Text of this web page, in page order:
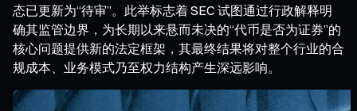
态已更新为“待审”。此举标志着 SEC 试图通过行政解释明
确其监管边界，为长期以来悬而未决的“代币是否为证券”的
核心问题提供新的法定框架，其最终结果将对整个行业的合
规成本、业务模式乃至权力结构产生深远影响。